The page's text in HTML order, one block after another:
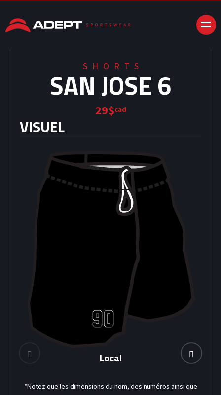
DEK HOCKEY
SHORTS
SAN JOSE 6
29$cad
VISUEL
Local
*Notez que les dimensions du nom, des numéros ainsi que